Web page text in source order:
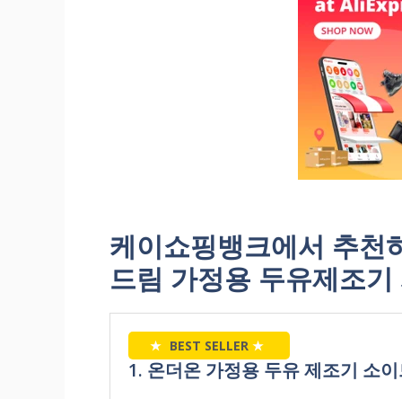
케이쇼핑뱅크에서 추천
드림 가정용 두유제조
★ BEST SELLER ★
1. 온더온 가정용 두유 제조기 소